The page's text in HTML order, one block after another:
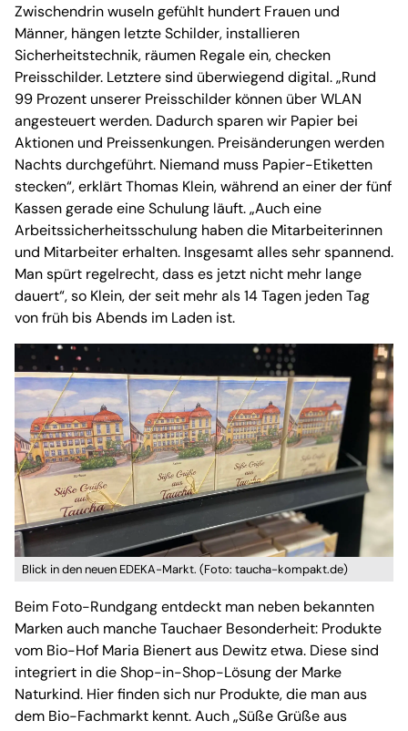
Zwischendrin wuseln gefühlt hundert Frauen und
Männer, hängen letzte Schilder, installieren
Sicherheitstechnik, räumen Regale ein, checken
Preisschilder. Letztere sind überwiegend digital. „Rund
99 Prozent unserer Preisschilder können über WLAN
angesteuert werden. Dadurch sparen wir Papier bei
Aktionen und Preissenkungen. Preisänderungen werden
Nachts durchgeführt. Niemand muss Papier-Etiketten
stecken“, erklärt Thomas Klein, während an einer der fünf
Kassen gerade eine Schulung läuft. „Auch eine
Arbeitssicherheitsschulung haben die Mitarbeiterinnen
und Mitarbeiter erhalten. Insgesamt alles sehr spannend.
Man spürt regelrecht, dass es jetzt nicht mehr lange
dauert“, so Klein, der seit mehr als 14 Tagen jeden Tag
von früh bis Abends im Laden ist.
Blick in den neuen EDEKA-Markt. (Foto: taucha-kompakt.de)
Beim Foto-Rundgang entdeckt man neben bekannten
Marken auch manche Tauchaer Besonderheit: Produkte
vom Bio-Hof Maria Bienert aus Dewitz etwa. Diese sind
integriert in die Shop-in-Shop-Lösung der Marke
Naturkind. Hier finden sich nur Produkte, die man aus
dem Bio-Fachmarkt kennt. Auch „Süße Grüße aus